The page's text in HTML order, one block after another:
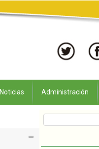
Noticias Administración